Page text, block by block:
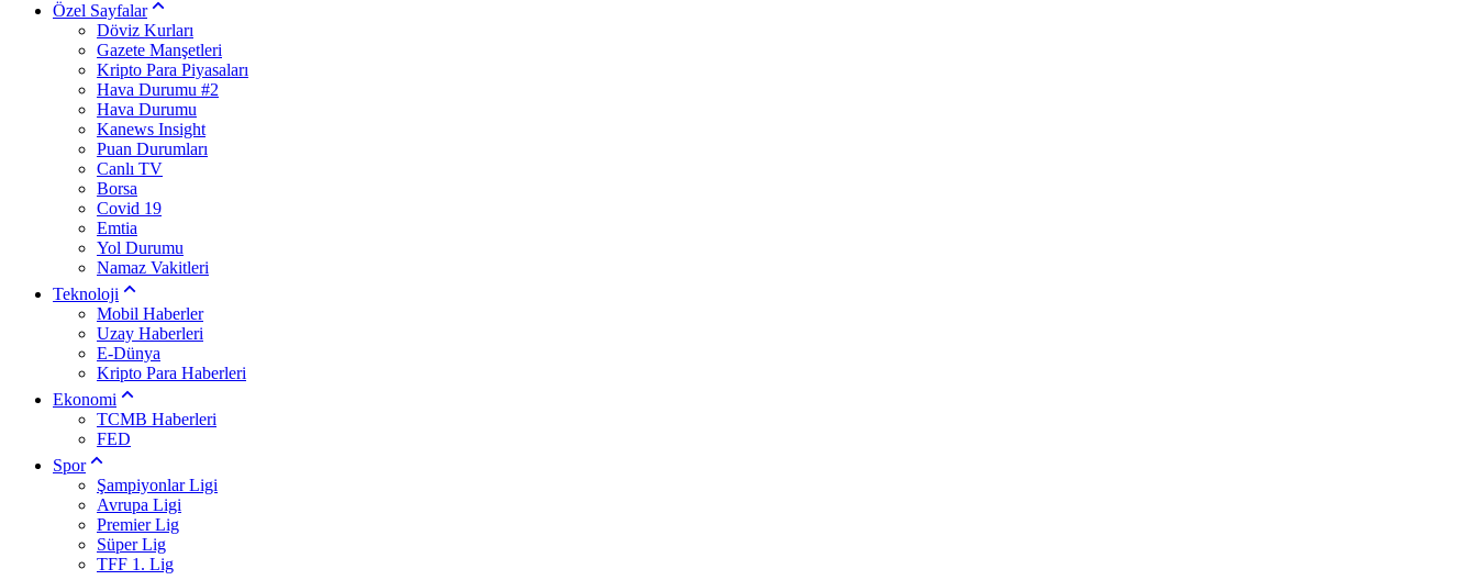
Özel Sayfalar
Döviz Kurları
Gazete Manşetleri
Kripto Para Piyasaları
Hava Durumu #2
Hava Durumu
Kanews Insight
Puan Durumları
Canlı TV
Borsa
Covid 19
Emtia
Yol Durumu
Namaz Vakitleri
Teknoloji
Mobil Haberler
Uzay Haberleri
E-Dünya
Kripto Para Haberleri
Ekonomi
TCMB Haberleri
FED
Spor
Şampiyonlar Ligi
Avrupa Ligi
Premier Lig
Süper Lig
TFF 1. Lig